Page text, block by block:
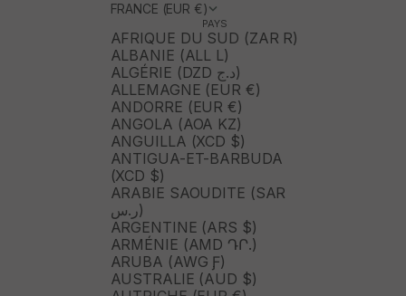
FRANCE (EUR €)
PAYS
AFRIQUE DU SUD (ZAR R)
ALBANIE (ALL L)
ALGÉRIE (DZD د.ج)
ALLEMAGNE (EUR €)
ANDORRE (EUR €)
ANGOLA (AOA KZ)
ANGUILLA (XCD $)
ANTIGUA-ET-BARBUDA
(XCD $)
ARABIE SAOUDITE (SAR
ر.س)
ARGENTINE (ARS $)
ARMÉNIE (AMD ԴՐ.)
ARUBA (AWG Ƒ)
AUSTRALIE (AUD $)